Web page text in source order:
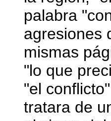
palabra
agresiones
mismas
"lo que
"el
tratara de